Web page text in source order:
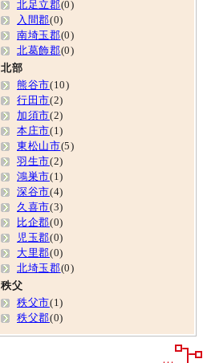
北足立郡(0)
入間郡(0)
南埼玉郡(0)
北葛飾郡(0)
北部
熊谷市(10)
行田市(2)
加須市(2)
本庄市(1)
東松山市(5)
羽生市(2)
鴻巣市(1)
深谷市(4)
久喜市(3)
比企郡(0)
児玉郡(0)
大里郡(0)
北埼玉郡(0)
秩父
秩父市(1)
秩父郡(0)